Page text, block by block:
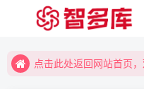
点击此处返回网站首页
点击此处返回网站首页